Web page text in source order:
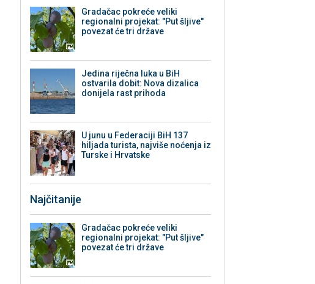
Gradačac pokreće veliki
regionalni projekat: "Put šljive"
povezat će tri države
Jedina riječna luka u BiH
ostvarila dobit: Nova dizalica
donijela rast prihoda
U junu u Federaciji BiH 137
hiljada turista, najviše noćenja iz
Turske i Hrvatske
Najčitanije
Gradačac pokreće veliki
regionalni projekat: "Put šljive"
povezat će tri države